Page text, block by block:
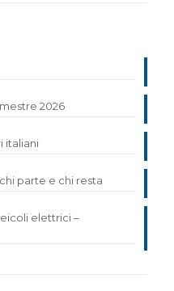
2026
italiani
parte e chi resta
elettrici –